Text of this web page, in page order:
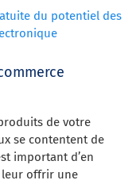
du potentiel des
de votre
se contentent de
important d’en
leur offrir une